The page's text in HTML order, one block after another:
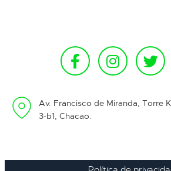
Av. Francisco de Miranda, Torre
3-b1, Chacao.